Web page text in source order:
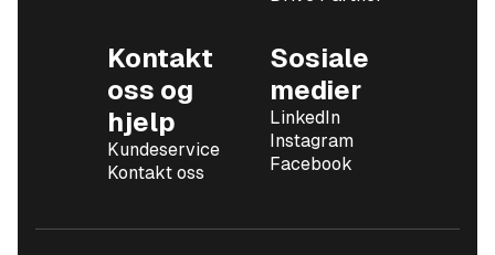
Kontakt
oss og
hjelp
Kundeservice
Kontakt oss
Sosiale
medier
LinkedIn
Instagram
Facebook